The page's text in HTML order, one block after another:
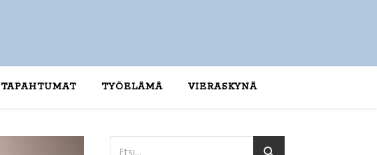
TAPAHTUMAT TYÖELÄMÄ VIERASKYNÄ